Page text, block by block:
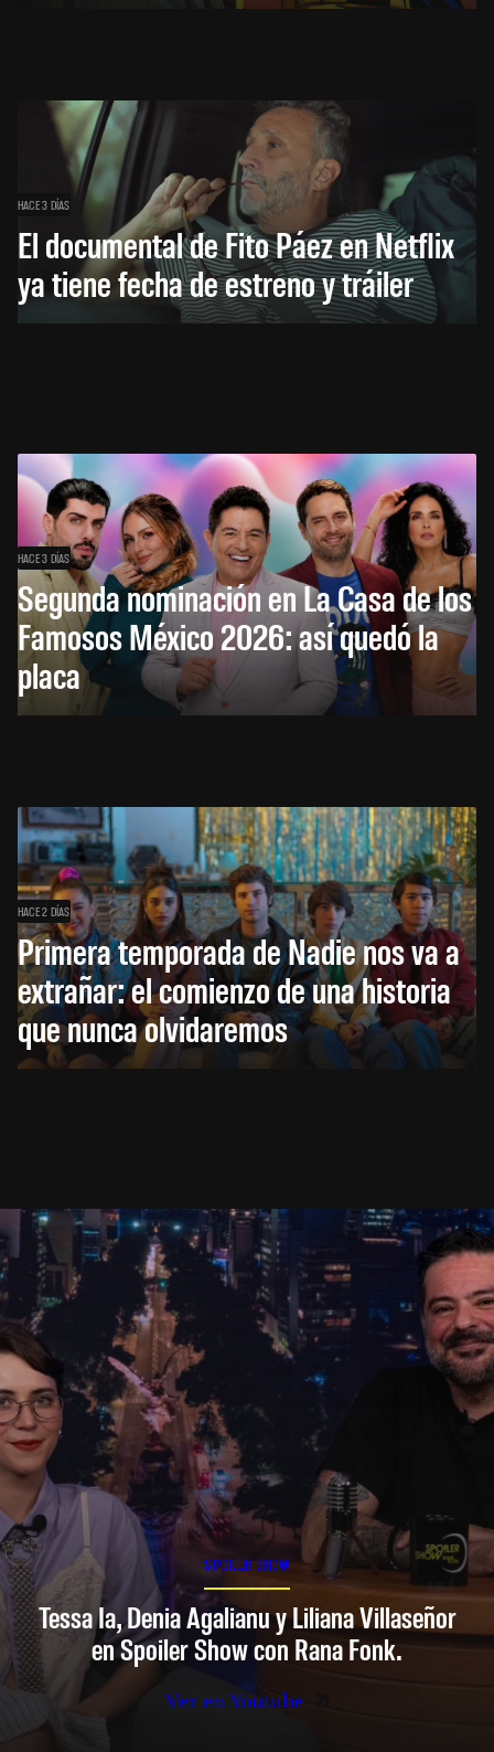
HACE 3 DÍAS
El documental de Fito Páez en Netflix
ya tiene fecha de estreno y tráiler
HACE 3 DÍAS
Segunda nominación en La Casa de los
Famosos México 2026: así quedó la
placa
HACE 2 DÍAS
Primera temporada de Nadie nos va a
extrañar: el comienzo de una historia
que nunca olvidaremos
SPOILER SHOW
Tessa Ia, Denia Agalianu y Liliana Villaseñor
en Spoiler Show con Rana Fonk.
Ver en Youtube